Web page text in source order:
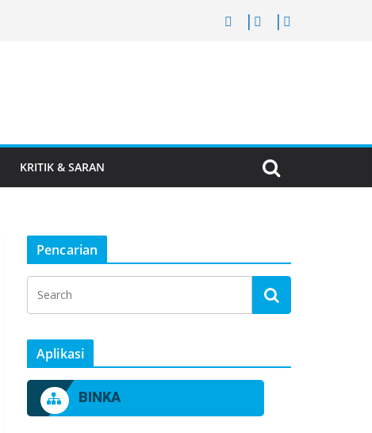
KRITIK & SARAN
Pencarian
Aplikasi
BINKA